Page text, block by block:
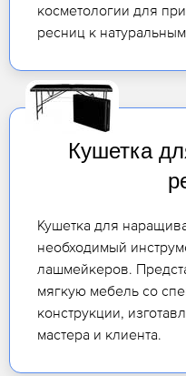
косметологии для
ресниц к
Кушетка
Кушетка для
необходимый
лашмейкеров.
мягкую мебель со
конструкции,
мастера и клиента.